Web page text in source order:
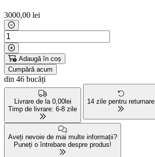
3000,00 lei
Adaugă în coș
Cumpără acum
din 46 bucăți
Livrare de la 0,00lei
Timp de livrare: 6-8 zile
14 zile pentru returnare
Aveți nevoie de mai multe informații?
Puneți o întrebare despre produs!